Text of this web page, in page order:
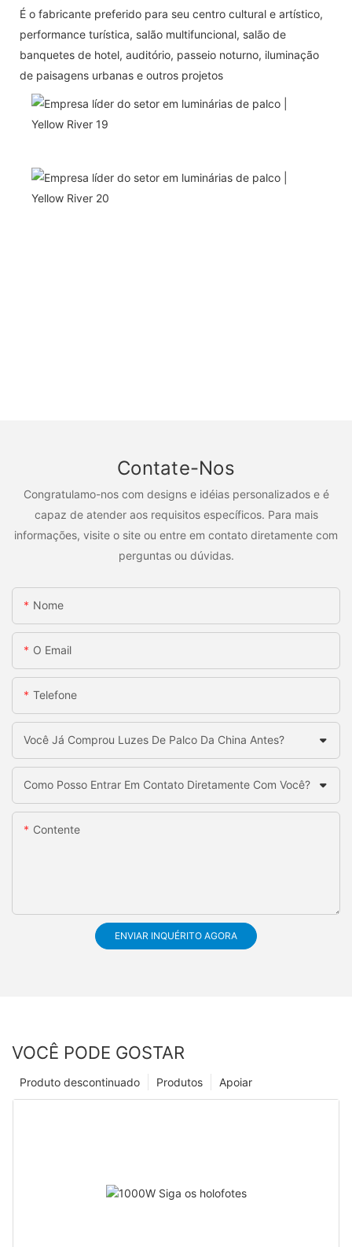
É o fabricante preferido para seu centro cultural e artístico,
performance turística, salão multifuncional, salão de
banquetes de hotel, auditório, passeio noturno, iluminação
de paisagens urbanas e outros projetos
Contate-Nos
Congratulamo-nos com designs e idéias personalizados e é
capaz de atender aos requisitos específicos. Para mais
informações, visite o site ou entre em contato diretamente com
perguntas ou dúvidas.
Nome
O Email
Telefone
Você Já Comprou Luzes De Palco Da China Antes?
Como Posso Entrar Em Contato Diretamente Com Você?
Contente
ENVIAR INQUÉRITO AGORA
VOCÊ PODE GOSTAR
Apoiar
Produtos
Produto descontinuado